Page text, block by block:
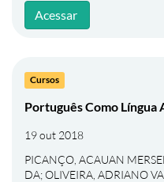
Acessar
Cursos
Português Como Língua
19 out 2018
PICANÇO, ACAUAN
DA;OLIVEIRA, ADRIANO